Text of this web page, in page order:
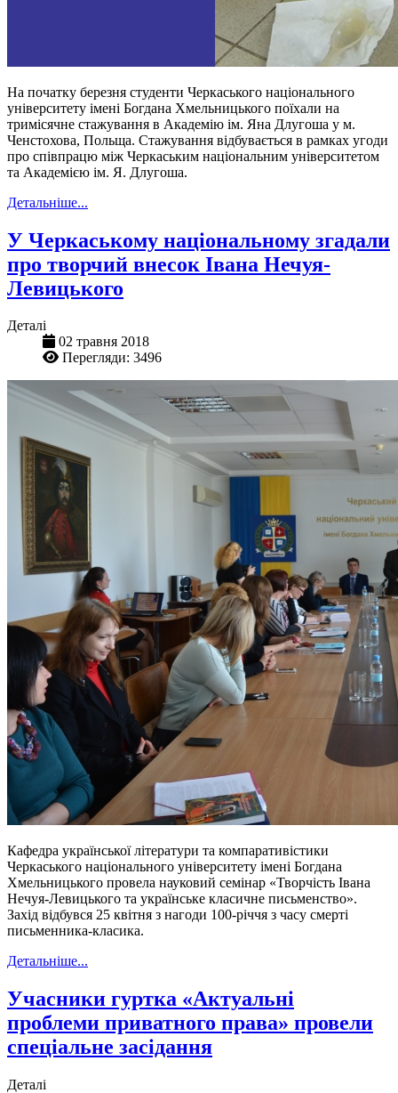
На початку березня студенти Черкаського національного
університету імені Богдана Хмельницького поїхали на
тримісячне стажування в Академію ім. Яна Длугоша у м.
Ченстохова, Польща. Стажування відбувається в рамках угоди
про співпрацю між Черкаським національним університетом
та Академією ім. Я. Длугоша.
Детальніше...
У Черкаському національному згадали
про творчий внесок Івана Нечуя-
Левицького
Деталі
02 травня 2018
Перегляди: 3496
Кафедра української літератури та компаративістики
Черкаського національного університету імені Богдана
Хмельницького провела науковий семінар «Творчість Івана
Нечуя-Левицького та українське класичне письменство».
Захід відбувся 25 квітня з нагоди 100-річчя з часу смерті
письменника-класика.
Детальніше...
Учасники гуртка «Актуальні
проблеми приватного права» провели
спеціальне засідання
Деталі